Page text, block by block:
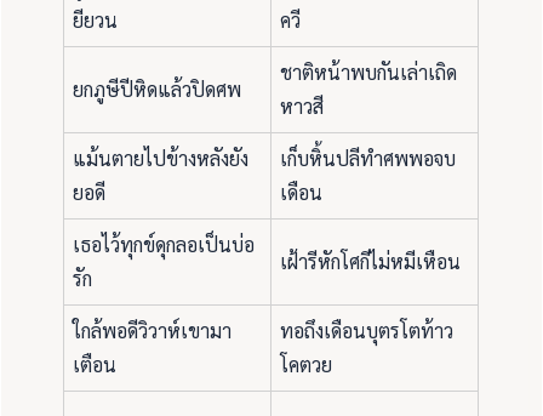
ยียวน
ควี
ยกภูษีปีหิดแล้วปิดศพ
ชาติหน้าพบกันเล่าเถิด
หาวสี
แม้นตายไปข้างหลังยัง
ยอดี
เก็บหิ้นปลีทำศพพอจบ
เดือน
เธอไว้ทุกข์ดุกลอเป็นบ่อ
รัก
เฝ้ารีหักโศกีไม่หมีเหือน
ใกล้พอดีวิวาห์เขามา
เตือน
ทอถึงเดือนบุตรโตท้าว
โคตวย